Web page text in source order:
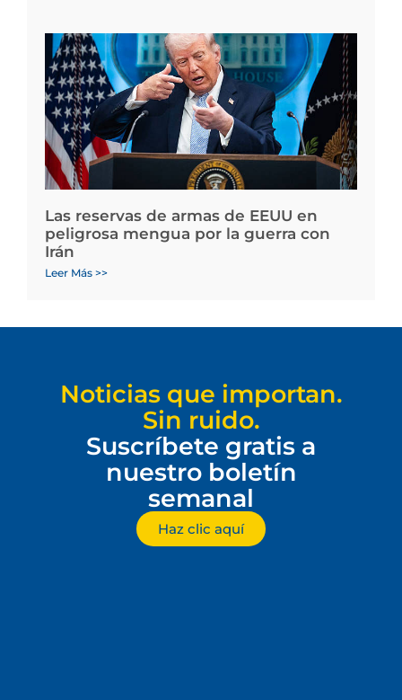
Las reservas de armas de EEUU en
peligrosa mengua por la guerra con
Irán
Leer Más >>
Noticias que importan.
Sin ruido.
Suscríbete gratis a
nuestro boletín
semanal
Haz clic aquí